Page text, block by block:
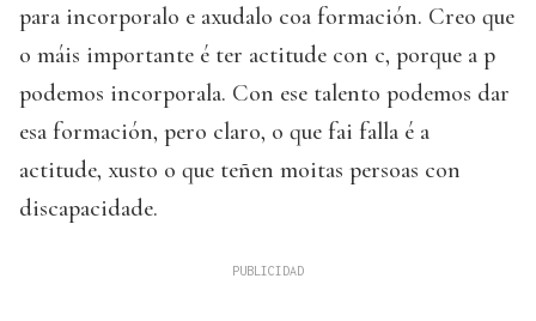
para incorporalo e axudalo coa formación. Creo que
o máis importante é ter actitude con c, porque a p
podemos incorporala. Con ese talento podemos dar
esa formación, pero claro, o que fai falla é a
actitude, xusto o que teñen moitas persoas con
discapacidade.